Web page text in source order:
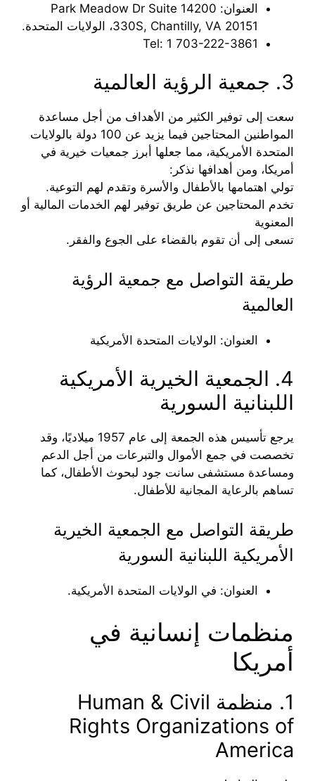
العنوان: 14200 Park Meadow Dr Suite
330S, Chantilly, VA 20151، الولايات المتحدة.
Tel: ‪1 703-222-3861‬‏
3. جمعية الرؤية العالمية
سعت إلى توفير الكثير من الأهداف من أجل مساعدة
المواطنين المحتاجين فيما يزيد عن 100 دولة بالولايات
المتحدة الأمريكية، مما جعلها أبرز جمعيات خيرية في
أمريكا، ومن أهدافها نذكر:
تولي اهتمامها بالأطفال والأسرة وتقدم لهم التوعية.
تخدم المحتاجين عن طريق توفير لهم الخدمات المالية أو
المعنوية
تسعى إلى أن تقوم بالقضاء على الجوع والفقر.
طريقة التواصل مع جمعية الرؤية
العالمية
العنوان: الولايات المتحدة الأمريكية
4. الجمعية الخيرية الأمريكية
اللبنانية السورية
يرجع تأسيس هذه الجمعة إلى عام 1957 ميلاديًا، وقد
تخصصت في جمع الأموال والتبرعات من أجل الدعم
ومساعدة مستشفى سانت جود لبحوث الأطفال، كما
تساهم بالرعاية المجانية للأطفال.
طريقة التواصل مع الجمعية الخيرية
الأمريكية اللبنانية السورية
العنوان: في الولايات المتحدة الأمريكية.
منظمات إنسانية في
أمريكا
1. منظمة Human & Civil
Rights Organizations of
America